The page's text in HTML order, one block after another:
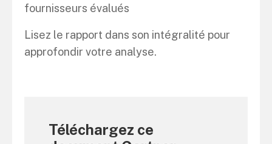
fournisseurs évalués
Lisez le rapport dans son intégralité pour
approfondir votre analyse.
Téléchargez ce